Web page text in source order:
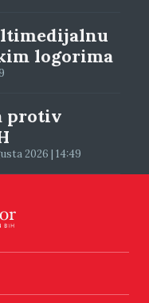
logorima
protiv
2026 | 14:49